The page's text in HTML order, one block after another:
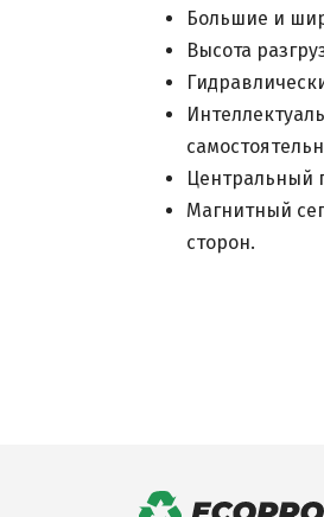
Большие и
Высота
Центральный
Магнитный
сторон.